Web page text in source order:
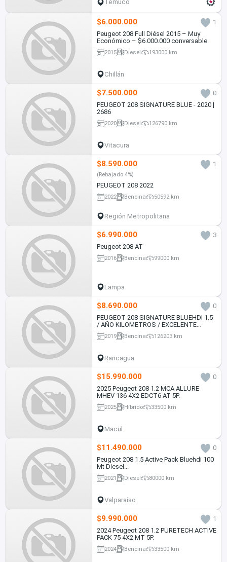
Temuco
$6.000.000
1
Peugeot 208 Full Diésel 2015 – Muy
Económico – $6.000.000 conversable
2015 Diesel 193000 km
Chillán
$7.500.000
0
PEUGEOT 208 SIGNATURE BLUE - 2020 |
2686
2020 Diesel 126790 km
Vitacura
$8.590.000 1
(Rebajado 4%)
PEUGEOT 208 2022
2022 Bencina 50592 km
Región Metropolitana
$6.990.000
3
Peugeot 208 AT
2016 Bencina 99000 km
Lampa
$8.690.000
0
PEUGEOT 208 SIGNATURE BLUEHDI 1.5
/ AÑO KILOMETROS / EXCELENTE
ESTADO
2019 Bencina 126203 km
Rancagua
$15.990.000
0
2025 Peugeot 208 1.2 MCA ALLURE
MHEV 136 4X2 EDCT6 AT 5P.
2025 Híbrido 33500 km
Macul
$11.490.000
0
Peugeot 208 1.5 Active Pack Bluehdi 100
Mt Diesel...
2021 Diesel 80000 km
Valparaíso
$9.990.000
1
2024 Peugeot 208 1.2 PURETECH ACTIVE
PACK 75 4X2 MT 5P.
2024 Bencina 33500 km